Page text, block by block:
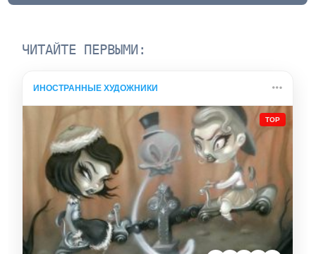
ЧИТАЙТЕ ПЕРВЫМИ:
ИНОСТРАННЫЕ ХУДОЖНИКИ
TOP